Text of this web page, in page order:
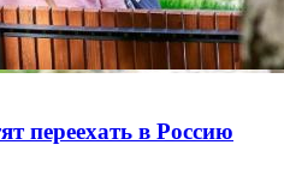
переехать в Россию